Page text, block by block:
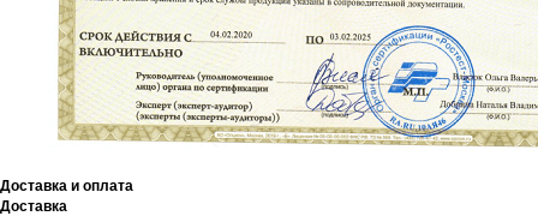
Доставка и оплата
Доставка
Мы принимаем к оплате: